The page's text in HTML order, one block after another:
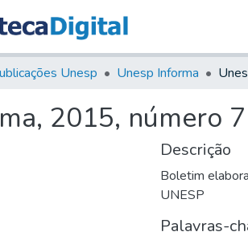
Unesp Unesp Informa
2015, número
Descrição
Boletim
UNESP
Palavras-